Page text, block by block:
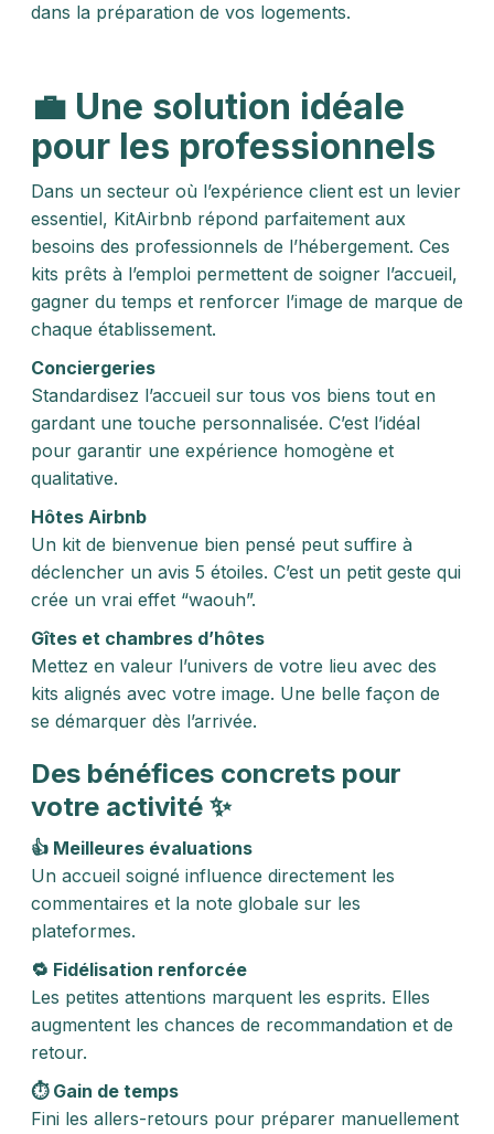
dans la préparation de vos logements.
💼 Une solution idéale
pour les professionnels
Dans un secteur où l’expérience client est un levier
essentiel, KitAirbnb répond parfaitement aux
besoins des professionnels de l’hébergement. Ces
kits prêts à l’emploi permettent de soigner l’accueil,
gagner du temps et renforcer l’image de marque de
chaque établissement.
Conciergeries
Standardisez l’accueil sur tous vos biens tout en
gardant une touche personnalisée. C’est l’idéal
pour garantir une expérience homogène et
qualitative.
Hôtes Airbnb
Un kit de bienvenue bien pensé peut suffire à
déclencher un avis 5 étoiles. C’est un petit geste qui
crée un vrai effet “waouh”.
Gîtes et chambres d’hôtes
Mettez en valeur l’univers de votre lieu avec des
kits alignés avec votre image. Une belle façon de
se démarquer dès l’arrivée.
Des bénéfices concrets pour
votre activité ✨
👍 Meilleures évaluations
Un accueil soigné influence directement les
commentaires et la note globale sur les
plateformes.
🔁 Fidélisation renforcée
Les petites attentions marquent les esprits. Elles
augmentent les chances de recommandation et de
retour.
⏱️ Gain de temps
Fini les allers-retours pour préparer manuellement